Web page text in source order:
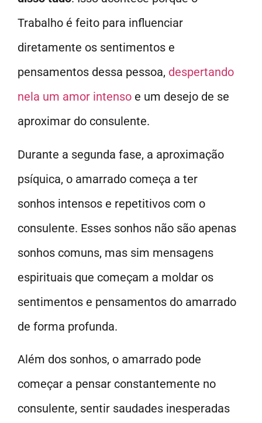
Trabalho é feito para influenciar
diretamente os sentimentos e
pensamentos dessa pessoa, despertando
nela um amor intenso e um desejo de se
aproximar do consulente.
Durante a segunda fase, a aproximação
psíquica, o amarrado começa a ter
sonhos intensos e repetitivos com o
consulente. Esses sonhos não são apenas
sonhos comuns, mas sim mensagens
espirituais que começam a moldar os
sentimentos e pensamentos do amarrado
de forma profunda.
Além dos sonhos, o amarrado pode
começar a pensar constantemente no
consulente, sentir saudades inesperadas